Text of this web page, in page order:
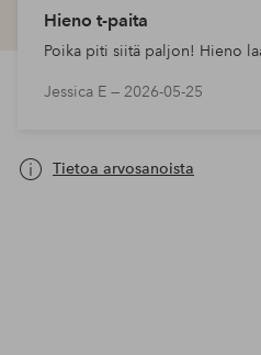
Hieno t-paita
Poika piti siitä paljon! Hieno
Jessica E — 2026-05-25
Tietoa arvosanoista